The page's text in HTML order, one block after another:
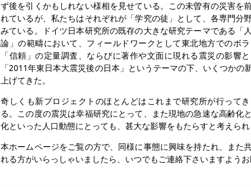
ず後を引くかもしれない様相を見せている。この未曽有の災害を
れているが、私たちはそれぞれが「学究の徒」として、各専門分
みている。ドイツ日本研究所の既存の大きな研究テーマである「
論」の範疇において、フィールドワークとして東北地方でのボラ
「信頼」の定量調査、ならびに著作や文面に現れる震災の影響
「2011年東日本大震災後の日本」というテーマの下、いくつかの
上げてきた。
奇しくも新プロジェクトのほとんどはこれまで研究所が行って
る。この度の震災は幸福研究にとって、また現地の急速な高齢化
化といった人口動態にとっても、甚大な影響をもたらすと考えられ
本ホームページをご覧の方で、同様に事態に興味を持たれ、また
れる方がいらっしゃいましたら、いつでもご連絡下さいますようお